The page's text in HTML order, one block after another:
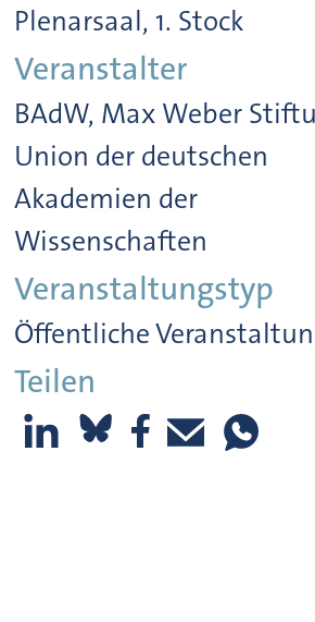
Plenarsaal, 1. Stock
Veranstalter
BAdW, Max Weber
Union der deutschen
Akademien der
Wissenschaften
Veranstaltungstyp
Öffentliche
Teilen